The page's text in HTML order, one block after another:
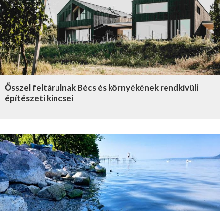
Ősszel feltárulnak Bécs és környékének rendkívüli
építészeti kincsei